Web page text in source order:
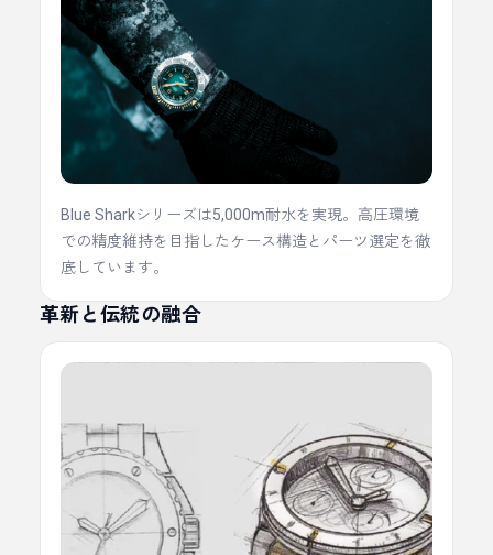
Blue Sharkシリーズは5,000m耐水を実現。高圧環境
での精度維持を目指したケース構造とパーツ選定を徹
底しています。
革新と伝統の融合